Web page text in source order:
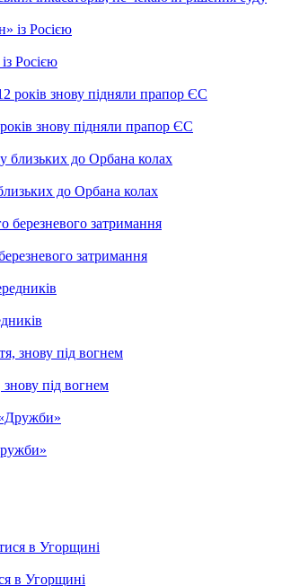
Росією
знову підняли прапор ЄС
до Орбана колах
затримання
під вогнем
в Угорщині